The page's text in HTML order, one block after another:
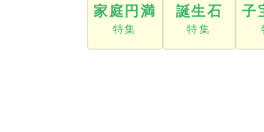
家庭円満 誕生石 子